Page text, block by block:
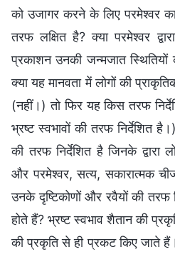
को उजागर करने के लिए परमेश्वर
तरफ लक्षित है? क्या परमेश्वर
प्रकाशन उनकी जन्मजात स्थितियों
क्या यह मानवता में लोगों की
(नहीं।) तो फिर यह किस तरफ
भ्रष्ट स्वभावों की तरफ निर्देशित
की तरफ निर्देशित है जिनके
और परमेश्वर, सत्य, सकारात्मक
उनके दृष्टिकोणों और रवैयों की तरफ
होते हैं? भ्रष्ट स्वभाव शैतान की
की प्रकृति से ही प्रकट किए जाते